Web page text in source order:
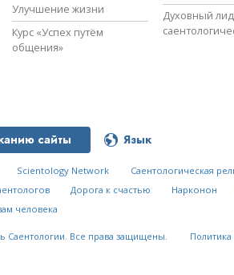
Улучшение жизни
Курс «Успех путём
общения»
Духовный
сайты Язык
Scientology Network Саентологическая
Дорога к счастью Нарконон
человека
Саентологии. Все права защищены.